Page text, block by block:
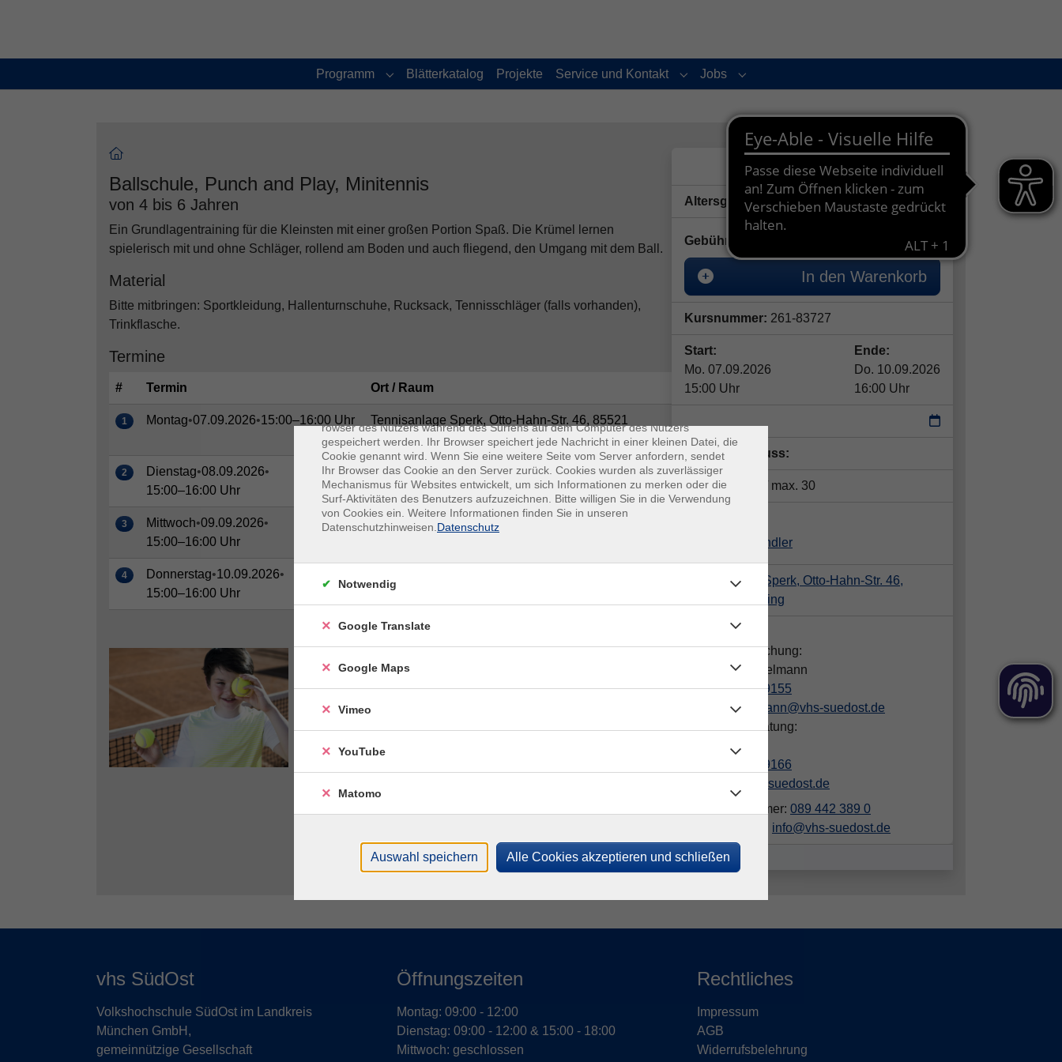
Programm
Submenu for "Programm"
Blätterkatalog Projekte Service und Kontakt
Submenu for "Service und Kontakt"
Jobs
Submenu for "Jobs"
Ballschule, Punch and Play, Minitennis
von 4 bis 6 Jahren
Ein Grundlagentraining für die Kleinsten mit einer großen Portion Spaß. Die Krümel lernen
spielerisch mit und ohne Schläger, rollend am Boden und auch fliegend, den Umgang mit dem Ball.
Material
Bitte mitbringen: Sportkleidung, Hallenturnschuhe, Rucksack, Tennisschläger (falls vorhanden),
Trinkflasche.
Termine
# Termin Ort / Raum
1 Montag•07.09.2026•15:00–16:00 Uhr
Tennisanlage Sperk, Otto-Hahn-Str. 46, 85521
Riemerling
2 Dienstag•08.09.2026•
15:00–16:00 Uhr
Tennisanlage Sperk, Otto-Hahn-Str. 46, 85521
Riemerling
3 Mittwoch•09.09.2026•
15:00–16:00 Uhr
Tennisanlage Sperk, Otto-Hahn-Str. 46, 85521
4 Donnerstag•10.09.2026•
15:00–16:00 Uhr
Riemerling
Altersgruppe: 4 - 6 Jahre
Gebühr: 35,00€
In den Warenkorb
Kursnummer: 261-83727
Start:
Mo. 07.09.2026
15:00 Uhr
Ende:
Do. 10.09.2026
16:00 Uhr
Anmeldeschluss:
Plätze: min. 1 / max. 30
Christina Schindler
Tennisanlage Sperk, Otto-Hahn-Str. 46,
85521 Riemerling
Kontakt:
Fragen zur Buchung:
Sandra Hämmelmann
089/442389155
haemmelmann@vhs-suedost.de
Fachliche Beratung:
Katrin Luber
089/442389166
luber@vhs-suedost.de
Telefonnummer: 089 442 389 0
info@vhs-suedost.de
vhs SüdOst
Volkshochschule SüdOst im Landkreis
München GmbH,
gemeinnützige Gesellschaft
Öffnungszeiten
Montag: 09:00 - 12:00
Dienstag: 09:00 - 12:00 & 15:00 - 18:00
Mittwoch: geschlossen
Rechtliches
Impressum
AGB
Widerrufsbelehrung
Datenschutz
Cookies sind kleine Datenmengen, die von einer Website gesendet und vom Webb
rowser des Nutzers während des Surfens auf dem Computer des Nutzers
gespeichert werden. Ihr Browser speichert jede Nachricht in einer kleinen Datei, die
Cookie genannt wird. Wenn Sie eine weitere Seite vom Server anfordern, sendet
Ihr Browser das Cookie an den Server zurück. Cookies wurden als zuverlässiger
Mechanismus für Websites entwickelt, um sich Informationen zu merken oder die
Surf-Aktivitäten des Benutzers aufzuzeichnen. Bitte willigen Sie in die Verwendung
von Cookies ein. Weitere Informationen finden Sie in unseren
Datenschutzhinweisen. Datenschutz
×
Notwendig
Google Translate
Google Maps
Vimeo
YouTube
Matomo
Auswahl speichern Alle Cookies akzeptieren und schließen